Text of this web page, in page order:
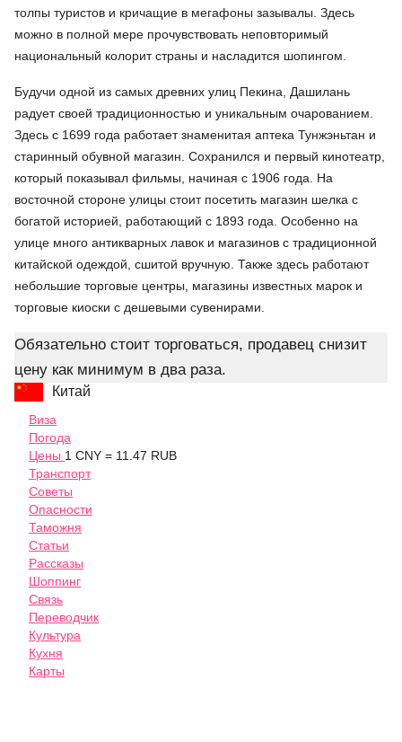
толпы туристов и кричащие в мегафоны зазывалы. Здесь
можно в полной мере прочувствовать неповторимый
национальный колорит страны и насладится шопингом.
Будучи одной из самых древних улиц Пекина, Дашилань
радует своей традиционностью и уникальным очарованием.
Здесь с 1699 года работает знаменитая аптека Тунжэньтан и
старинный обувной магазин. Сохранился и первый кинотеатр,
который показывал фильмы, начиная с 1906 года. На
восточной стороне улицы стоит посетить магазин шелка с
богатой историей, работающий с 1893 года. Особенно на
улице много антикварных лавок и магазинов с традиционной
китайской одеждой, сшитой вручную. Также здесь работают
небольшие торговые центры, магазины известных марок и
торговые киоски с дешевыми сувенирами.
Обязательно стоит торговаться, продавец снизит
цену как минимум в два раза.
Китай
Виза
Погода
Цены 1 CNY = 11.47 RUB
Транспорт
Советы
Опасности
Таможня
Статьи
Рассказы
Шоппинг
Связь
Переводчик
Культура
Кухня
Карты